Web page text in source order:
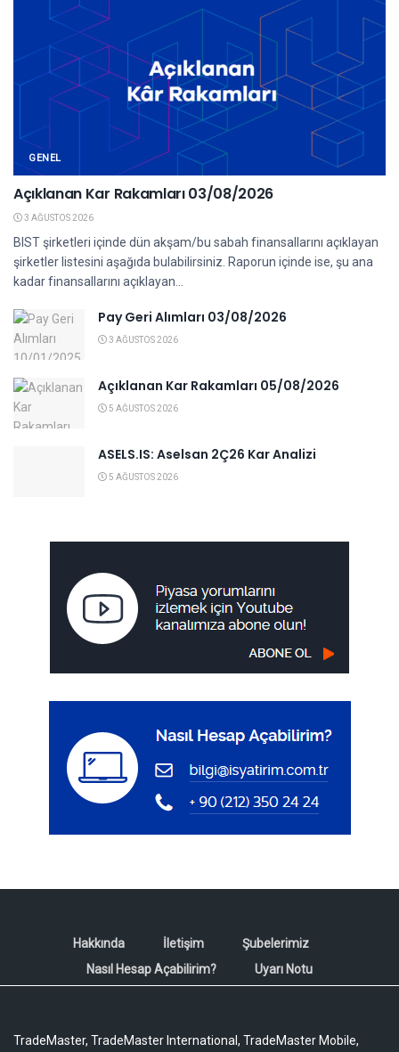
GENEL
Açıklanan Kar Rakamları 03/08/2026
3 AĞUSTOS 2026
BIST şirketleri içinde dün akşam/bu sabah finansallarını açıklayan
şirketler listesini aşağıda bulabilirsiniz. Raporun içinde ise, şu ana
kadar finansallarını açıklayan...
Pay Geri Alımları 03/08/2026
3 AĞUSTOS 2026
Açıklanan Kar Rakamları 05/08/2026
5 AĞUSTOS 2026
ASELS.IS: Aselsan 2Ç26 Kar Analizi
5 AĞUSTOS 2026
Hakkında İletişim
Şubelerimiz
Nasıl Hesap Açabilirim?
Uyarı Notu
TradeMaster, TradeMaster International, TradeMaster Mobile,